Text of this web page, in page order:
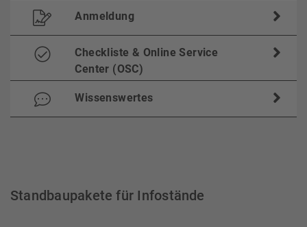
Anmeldung
Checkliste & Online Service
Center (OSC)
Wissenswertes
Standbaupakete für Infostände